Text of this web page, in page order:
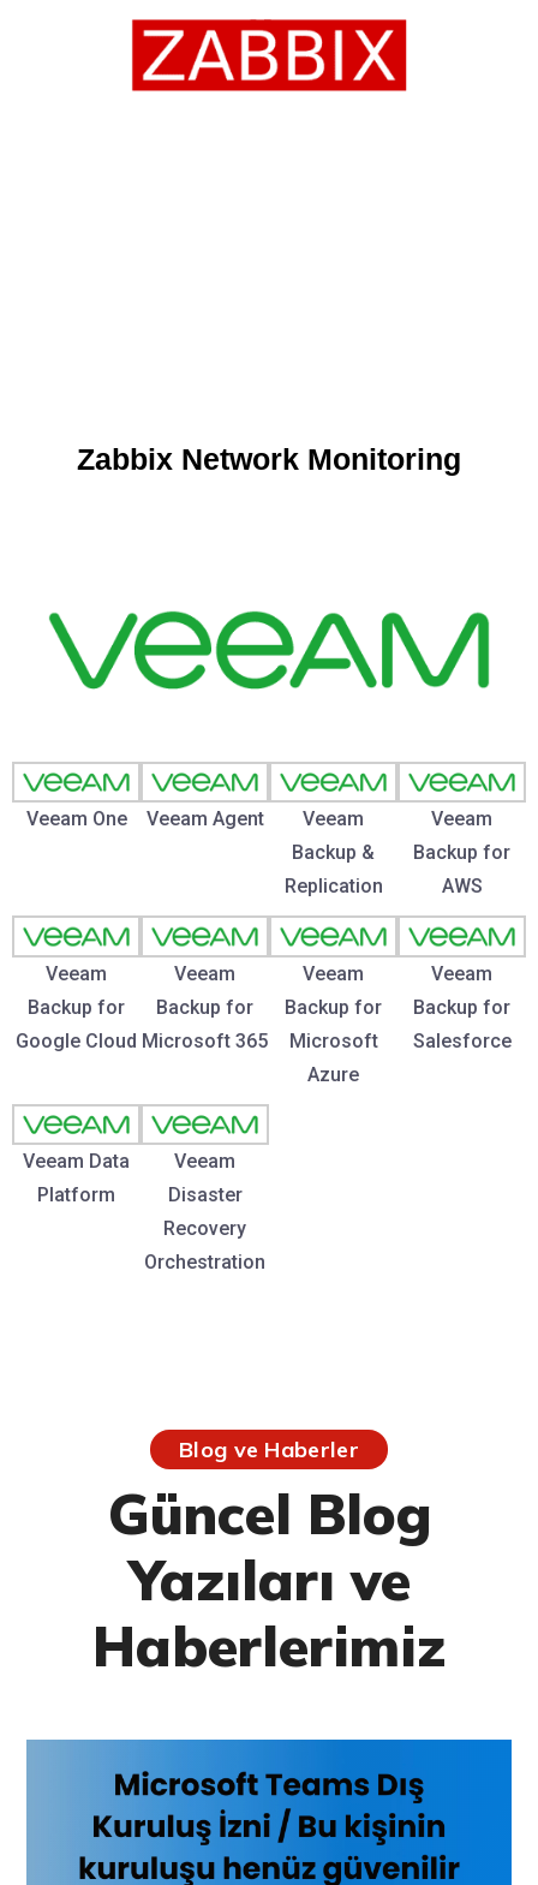
Zabbix Network Monitoring
Veeam One Veeam Agent
Veeam
Backup &
Replication
Veeam
Backup for
AWS
Veeam
Backup for
Google Cloud
Veeam
Backup for
Microsoft 365
Veeam
Backup for
Microsoft
Azure
Veeam
Backup for
Salesforce
Veeam Data
Platform
Veeam
Disaster
Recovery
Orchestration
Blog ve Haberler
Güncel Blog
Yazıları ve
Haberlerimiz